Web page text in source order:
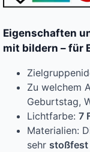
Eigenschaften
mit bildern – für
Zu welchem
Geburtstag,
Lichtfarbe: 7
Materialien:
sehr stoßfest